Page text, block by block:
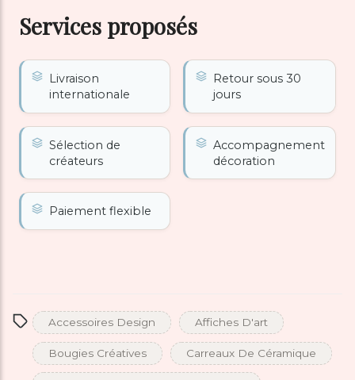
Services proposés
Livraison
internationale
Retour sous 30
jours
Sélection de
créateurs
Accompagnement
décoration
Paiement flexible
Accessoires Design Affiches D'art
Bougies Créatives Carreaux De Céramique